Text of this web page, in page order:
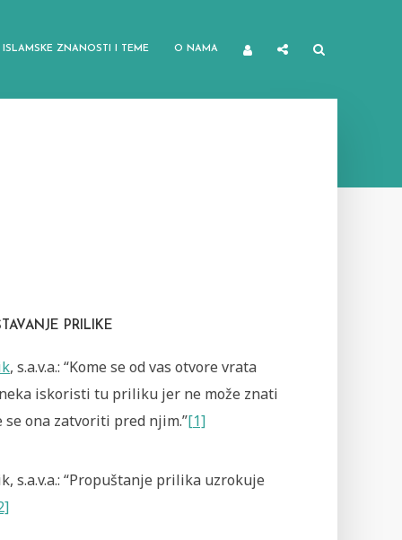
ISLAMSKE ZNANOSTI I TEME O NAMA
PRILIKE
, s.a.v.a.: “Kome se od vas otvore vrata
iskoristi tu priliku jer ne može znati
se ona zatvoriti pred njim.”[1]
s.a.v.a.: “Propuštanje prilika uzrokuje